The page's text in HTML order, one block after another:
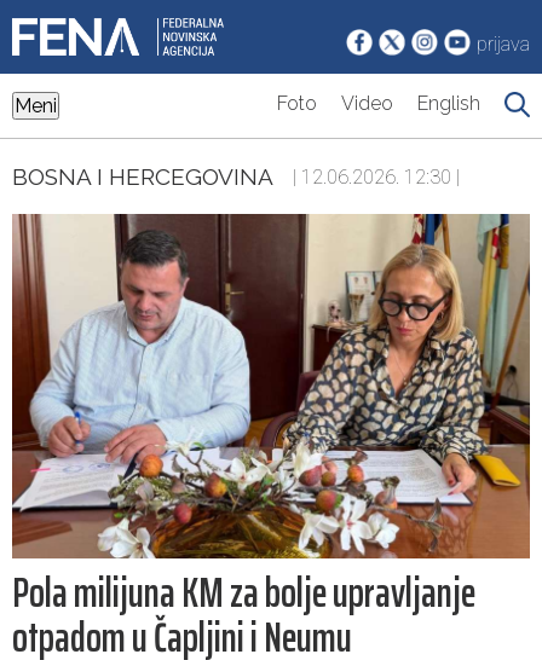
prijava
Meni Foto Video English
BOSNA I HERCEGOVINA | 12.06.2026. 12:30 |
Pola milijuna KM za bolje upravljanje
otpadom u Čapljini i Neumu